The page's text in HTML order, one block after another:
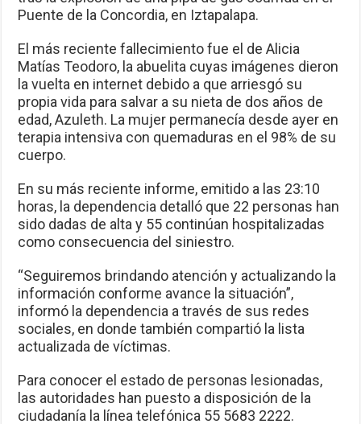
Puente de la Concordia, en Iztapalapa.
El más reciente fallecimiento fue el de Alicia
Matías Teodoro, la abuelita cuyas imágenes dieron
la vuelta en internet debido a que arriesgó su
propia vida para salvar a su nieta de dos años de
edad, Azuleth. La mujer permanecía desde ayer en
terapia intensiva con quemaduras en el 98% de su
cuerpo.
En su más reciente informe, emitido a las 23:10
horas, la dependencia detalló que 22 personas han
sido dadas de alta y 55 continúan hospitalizadas
como consecuencia del siniestro.
“Seguiremos brindando atención y actualizando la
información conforme avance la situación”,
informó la dependencia a través de sus redes
sociales, en donde también compartió la lista
actualizada de víctimas.
Para conocer el estado de personas lesionadas,
las autoridades han puesto a disposición de la
ciudadanía la línea telefónica 55 5683 2222.